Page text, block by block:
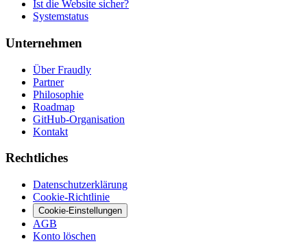
Ist die Website sicher?
Systemstatus
Unternehmen
Über Fraudly
Partner
Philosophie
Roadmap
GitHub-Organisation
Kontakt
Rechtliches
Datenschutzerklärung
Cookie-Richtlinie
Cookie-Einstellungen
AGB
Konto löschen